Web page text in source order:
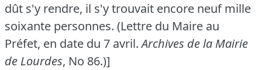
dût s'y rendre, il s'y trouvait encore neuf mille
soixante personnes. (Lettre du Maire au
Préfet, en date du 7 avril. Archives de la Mairie
de Lourdes, No 86.)]